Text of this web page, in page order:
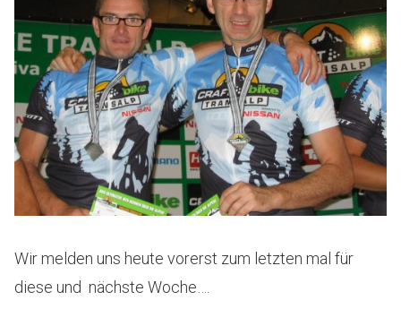
Wir melden uns heute vorerst zum letzten mal für
diese und nächste Woche….